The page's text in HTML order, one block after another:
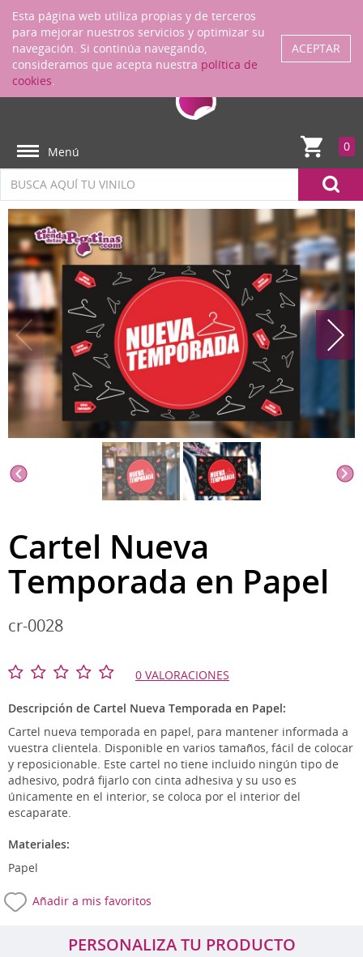
ENTRAR
Menú 0
Cartel Nueva
Temporada en Papel
cr-0028
0 VALORACIONES
Descripción de Cartel Nueva Temporada en Papel:
Cartel nueva temporada en papel, para mantener informada a
vuestra clientela. Disponible en varios tamaños, fácil de colocar
y reposicionable. Este cartel no tiene incluido ningún tipo de
adhesivo, podrá fijarlo con cinta adhesiva y su uso es
únicamente en el interior, se coloca por el interior del
escaparate.
Materiales:
Papel
Añadir a mis favoritos
PERSONALIZA TU PRODUCTO
Esta página web utiliza propias y de terceros
para mejorar nuestros servicios y optimizar su
navegación. Si continúa navegando,
consideramos que acepta nuestra política de
cookies.
ACEPTAR